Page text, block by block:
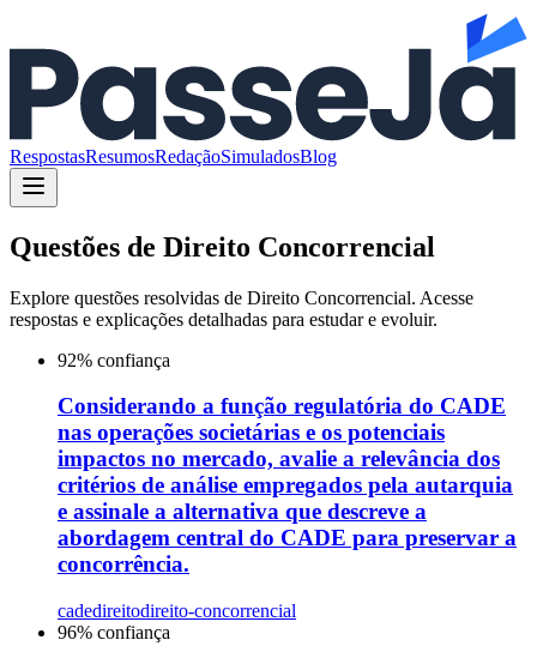
RespostasResumosRedaçãoSimuladosBlog
Questões de Direito Concorrencial
Explore questões resolvidas de Direito Concorrencial. Acesse
respostas e explicações detalhadas para estudar e evoluir.
92% confiança
Considerando a função regulatória do CADE
nas operações societárias e os potenciais
impactos no mercado, avalie a relevância dos
critérios de análise empregados pela autarquia
e assinale a alternativa que descreve a
abordagem central do CADE para preservar a
concorrência.
cadedireitodireito-concorrencial
96% confiança